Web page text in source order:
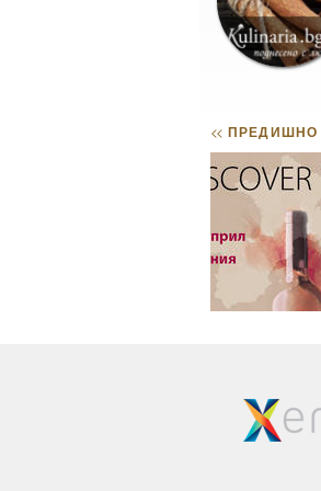
<< ПРЕДИШНО